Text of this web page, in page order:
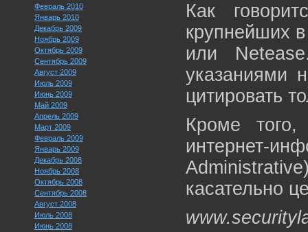
Февраль 2010
Январь 2010
Декабрь 2009
Ноябрь 2009
Октябрь 2009
Сентябрь 2009
Август 2009
Июль 2009
Июнь 2009
Май 2009
Апрель 2009
Март 2009
Февраль 2009
Январь 2009
Декабрь 2008
Ноябрь 2008
Октябрь 2008
Сентябрь 2008
Август 2008
Июль 2008
Июнь 2008
Как
крупнейших
или
указаниями
цитировать
Кроме того,
интернет-
касательно